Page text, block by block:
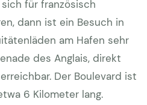
für französisch
dann ist ein Besuch in
am Hafen sehr
des Anglais, direkt
Der Boulevard ist
6 Kilometer lang.